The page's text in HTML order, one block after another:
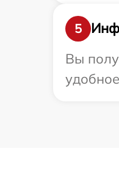
5
Вы